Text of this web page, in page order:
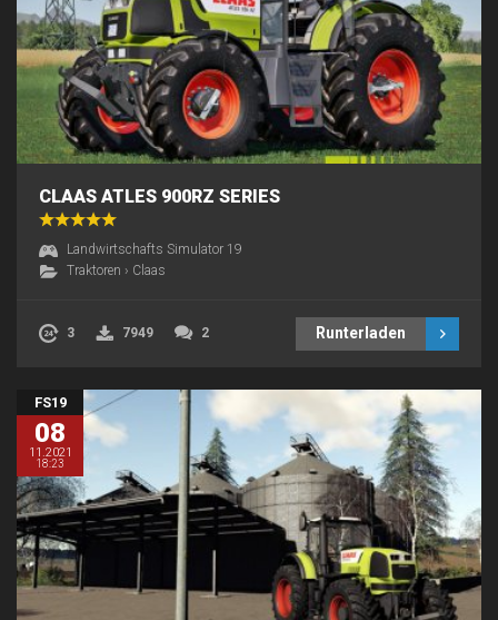
CLAAS ATLES 900RZ SERIES
Landwirtschafts Simulator 19
Traktoren › Claas
3 7949 2 Runterladen
FS19
08
11.2021
18:23